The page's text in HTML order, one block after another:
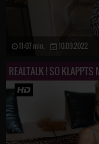
11:07 min. 10.09.2022
REALTALK ! SO KLAPPTS